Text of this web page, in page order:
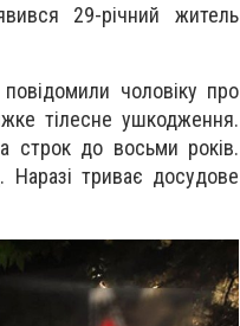
29-річний житель
чоловіку про
тілесне ушкодження.
строк до восьми років.
триває досудове